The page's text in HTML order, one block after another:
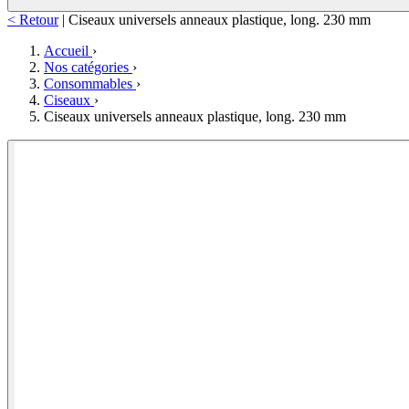
< Retour | Ciseaux universels anneaux plastique, long. 230 mm
Accueil ›
Nos catégories ›
Consommables ›
Ciseaux ›
Ciseaux universels anneaux plastique, long. 230 mm